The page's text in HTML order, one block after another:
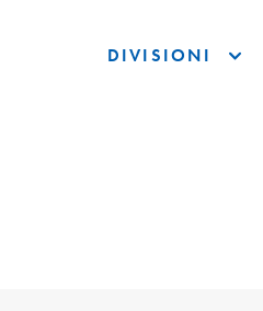
DIVISIONI